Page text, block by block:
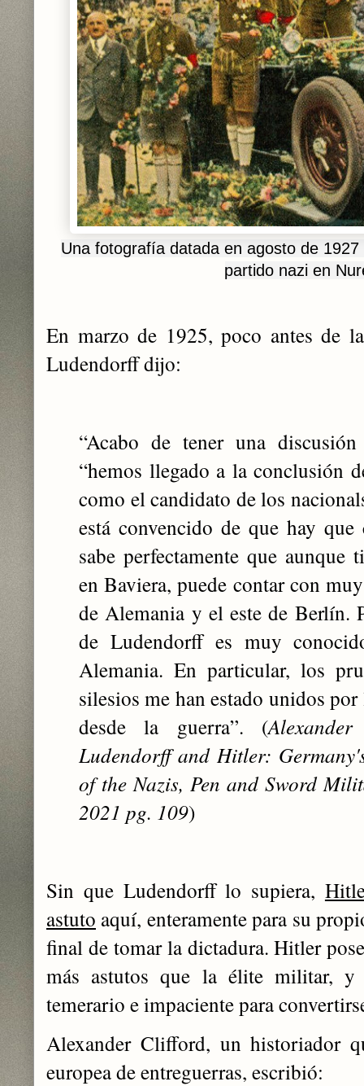
Una fotografía datada en agosto de
partido nazi en
En marzo de 1925, poco antes de
Ludendorff dijo:
“Acabo de tener una
“hemos llegado a la conclusión
como el candidato de los
está convencido de que hay
sabe perfectamente que aunque
en Baviera, puede contar con
de Alemania y el este de Berlín.
de Ludendorff es muy
Alemania. En particular, los
silesios me han estado unidos
desde la guerra”. (
Ludendorff and Hitler:
of the Nazis, Pen and Sword
2021 pg. 109)
Sin que Ludendorff lo supiera,
astuto aquí, enteramente para su
final de tomar la dictadura. Hitler
más astutos que la élite militar, y
temerario e impaciente para
Alexander Clifford, un historiador
europea de entreguerras, escribió: